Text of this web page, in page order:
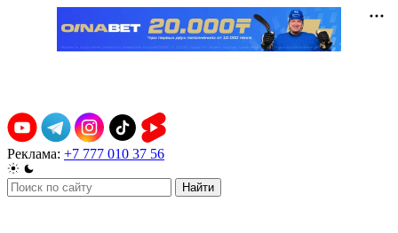
Реклама: +7 777 010 37 56
Найти